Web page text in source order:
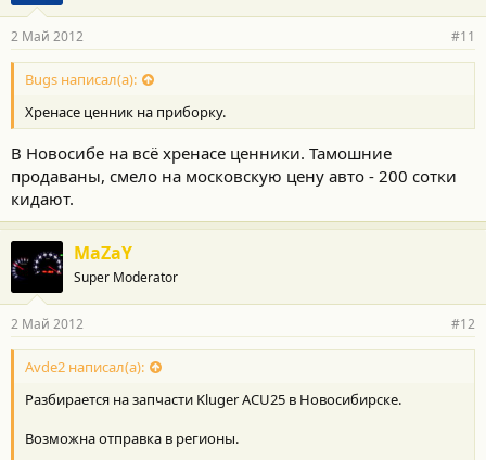
2 Май 2012 #11
Bugs написал(а):
Хренасе ценник на приборку.
В Новосибе на всё хренасе ценники. Тамошние
продаваны, смело на московскую цену авто - 200 сотки
кидают.
MaZaY
Super Moderator
2 Май 2012 #12
Avde2 написал(а):
Разбирается на запчасти Kluger ACU25 в Новосибирске.
Возможна отправка в регионы.